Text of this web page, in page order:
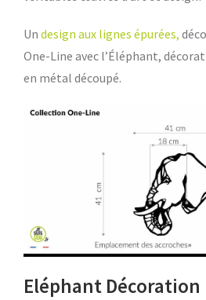
Un design aux lignes épurées,
One-Line avec l’Éléphant,
en métal découpé.
Eléphant